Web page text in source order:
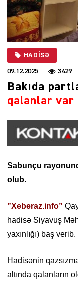
HADISƏ
09.12.2025 3429
Bakıda
qalanlar var
Sabunçu
olub.
”Xeberaz.info”
hadisə Siyavuş
yaxınlığı) baş verib.
Hadisənin
altında qalanların